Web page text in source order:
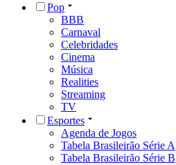
Pop
BBB
Carnaval
Celebridades
Cinema
Música
Realities
Streaming
TV
Esportes
Agenda de Jogos
Tabela Brasileirão Série A
Tabela Brasileirão Série B